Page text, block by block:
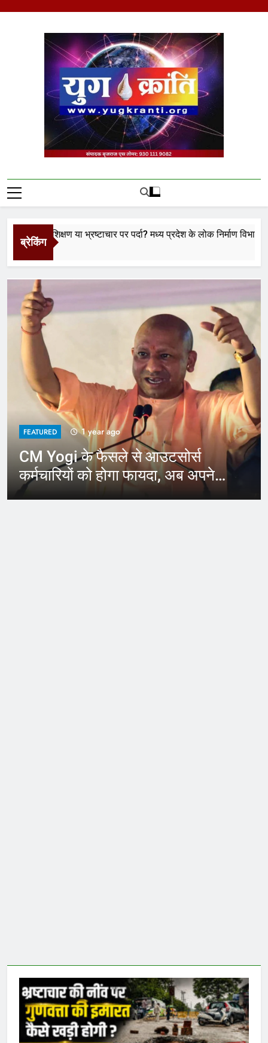
Yug Kranti | Trusted
News Portal
ब्रेकिंग
प्रशिक्षण या भ्रष्टाचार पर पर्दा? मध्य प्रदेश के लोक निर्माण विभाग पर उठे
FEATURED 1 year ago
CM Yogi के फैसले से आउटसोर्स
कर्मचारियों को होगा फायदा, अब अपने
जिले में कर सकेंगे काम